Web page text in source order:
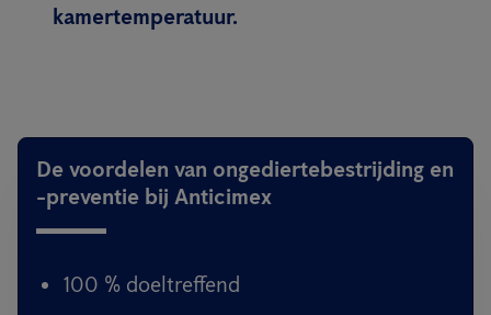
kamertemperatuur.
De voordelen van ongediertebestrijding en
-preventie bij Anticimex
100 % doeltreffend